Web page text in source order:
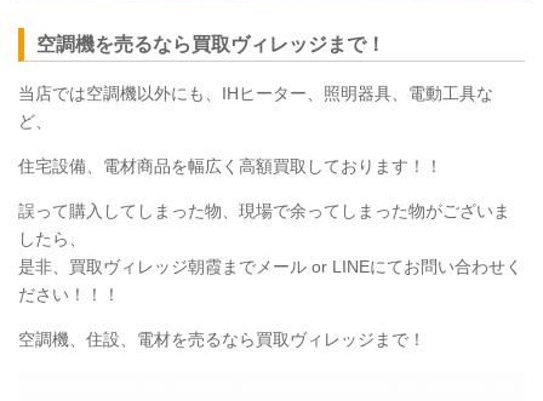
空調機を売るなら買取ヴィレッジまで！
当店では空調機以外にも、IHヒーター、照明器具、電動工具な
ど、
住宅設備、電材商品を幅広く高額買取しております！！
誤って購入してしまった物、現場で余ってしまった物がございま
したら、
是非、買取ヴィレッジ朝霞までメール or LINEにてお問い合わせく
ださい！！！
空調機、住設、電材を売るなら買取ヴィレッジまで！